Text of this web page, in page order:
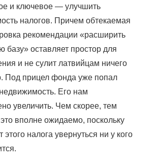
и ключевое — улучшить
налогов. Причем обтекаемая
рекомендации «расширить
базу» оставляет простор для
и не сулит латвийцам ничего
Под прицел фонда уже попал
Его нам
увеличить. Чем скорее, тем
вполне ожидаемо, поскольку
этого налога увернуться ни у кого